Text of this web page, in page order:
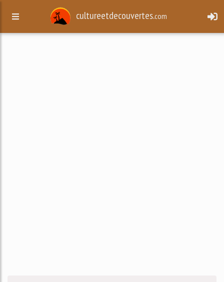
cultureetdecouvertes.com